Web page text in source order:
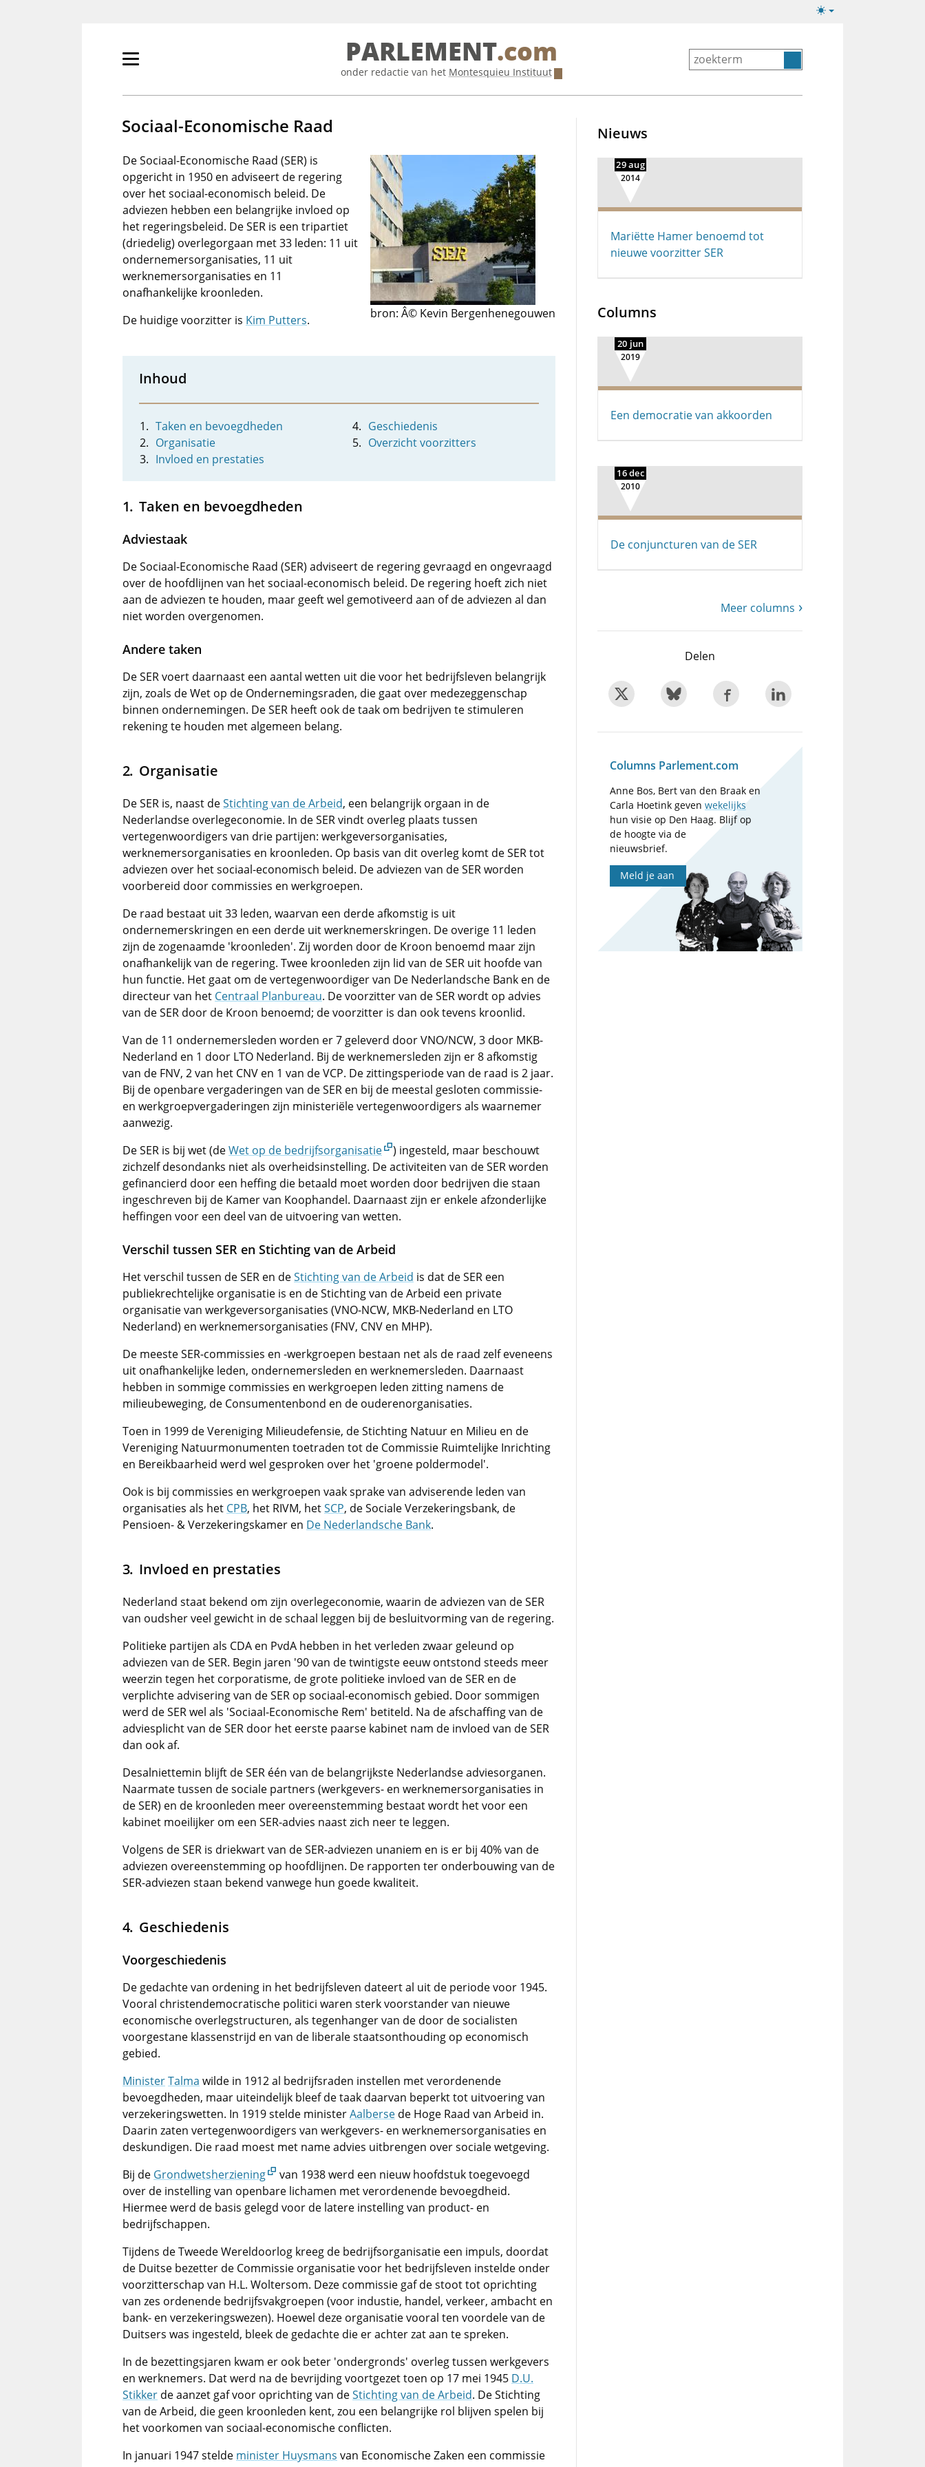
Lichte/donkere
Primair
tonen/verbergen
PARLEMENT.com
onder redactie van het Montesquieu Instituut
Sociaal-Economische Raad
bron: Â© Kevin Bergenhenegouwen
De Sociaal-Economische Raad (SER) is
opgericht in 1950 en adviseert de regering
over het sociaal-economisch beleid. De
adviezen hebben een belangrijke invloed op
het regeringsbeleid. De SER is een tripartiet
(driedelig) overlegorgaan met 33 leden: 11 uit
ondernemersorganisaties, 11 uit
werknemersorganisaties en 11
onafhankelijke kroonleden.
De huidige voorzitter is Kim Putters.
Inhoud
Taken en bevoegdheden
Organisatie
Invloed en prestaties
Geschiedenis
Overzicht voorzitters
Taken en bevoegdheden
Adviestaak
De Sociaal-Economische Raad (SER) adviseert de regering gevraagd en ongevraagd
over de hoofdlijnen van het sociaal-economisch beleid. De regering hoeft zich niet
aan de adviezen te houden, maar geeft wel gemotiveerd aan of de adviezen al dan
niet worden overgenomen.
Andere taken
De SER voert daarnaast een aantal wetten uit die voor het bedrijfsleven belangrijk
zijn, zoals de Wet op de Ondernemingsraden, die gaat over medezeggenschap
binnen ondernemingen. De SER heeft ook de taak om bedrijven te stimuleren
rekening te houden met algemeen belang.
Organisatie
De SER is, naast deStichting van de Arbeid, een belangrijk orgaan in de
Nederlandse overlegeconomie. In de SER vindt overleg plaats tussen
vertegenwoordigers van drie partijen: werkgeversorganisaties,
werknemersorganisaties en kroonleden. Op basis van dit overleg komt de SER tot
adviezen over het sociaal-economisch beleid. De adviezen van de SER worden
voorbereid door commissies en werkgroepen.
De raad bestaat uit 33 leden, waarvan een derde afkomstig is uit
ondernemerskringen en een derde uit werknemerskringen. De overige 11 leden
zijn de zogenaamde 'kroonleden'. Zij worden door de Kroon benoemd maar zijn
onafhankelijk van de regering. Twee kroonleden zijn lid van de SER uit hoofde van
hun functie. Het gaat om de vertegenwoordiger van De Nederlandsche Bank en de
directeur van het Centraal Planbureau. De voorzitter van de SER wordt op advies
van de SER door de Kroon benoemd; de voorzitter is dan ook tevens kroonlid.
Van de 11 ondernemersleden worden er 7 geleverd door VNO/NCW, 3 door MKB-
Nederland en 1 door LTO Nederland. Bij de werknemersleden zijn er 8 afkomstig
van de FNV, 2 van het CNV en 1 van de VCP. De zittingsperiode van de raad is 2 jaar.
Bij de openbare vergaderingen van de SER en bij de meestal gesloten commissie-
en werkgroepvergaderingen zijn ministeriële vertegenwoordigers als waarnemer
aanwezig.
De SER is bij wet (deWet op de bedrijfsorganisatie
) ingesteld, maar beschouwt
zichzelf desondanks niet als overheidsinstelling. De activiteiten van de SER worden
gefinancierd door een heffing die betaald moet worden door bedrijven die staan
ingeschreven bij de Kamer van Koophandel. Daarnaast zijn er enkele afzonderlijke
heffingen voor een deel van de uitvoering van wetten.
Verschil tussen SER en Stichting van de Arbeid
Het verschil tussen de SER en deStichting van de Arbeid is dat de SER een
publiekrechtelijke organisatie is en de Stichting van de Arbeid een private
organisatie van werkgeversorganisaties (VNO-NCW, MKB-Nederland en LTO
Nederland) en werknemersorganisaties (FNV, CNV en MHP).
De meeste SER-commissies en -werkgroepen bestaan net als de raad zelf eveneens
uit onafhankelijke leden, ondernemersleden en werknemersleden. Daarnaast
hebben in sommige commissies en werkgroepen leden zitting namens de
milieubeweging, de Consumentenbond en de ouderenorganisaties.
Toen in 1999 de Vereniging Milieudefensie, de Stichting Natuur en Milieu en de
Vereniging Natuurmonumenten toetraden tot de Commissie Ruimtelijke Inrichting
en Bereikbaarheid werd wel gesproken over het 'groene poldermodel'.
Ook is bij commissies en werkgroepen vaak sprake van adviserende leden van
organisaties als het CPB, het RIVM, hetSCP, de Sociale Verzekeringsbank, de
Pensioen- & Verzekeringskamer en De Nederlandsche Bank.
Invloed en prestaties
Nederland staat bekend om zijn overlegeconomie, waarin de adviezen van de SER
van oudsher veel gewicht in de schaal leggen bij de besluitvorming van de regering.
Politieke partijen als CDA en PvdA hebben in het verleden zwaar geleund op
adviezen van de SER. Begin jaren '90 van de twintigste eeuw ontstond steeds meer
weerzin tegen het corporatisme, de grote politieke invloed van de SER en de
verplichte advisering van de SER op sociaal-economisch gebied. Door sommigen
werd de SER wel als 'Sociaal-Economische Rem' betiteld. Na de afschaffing van de
adviesplicht van de SER door het eerste paarse kabinet nam de invloed van de SER
dan ook af.
Desalniettemin blijft de SER één van de belangrijkste Nederlandse adviesorganen.
Naarmate tussen de sociale partners (werkgevers- en werknemersorganisaties in
de SER) en de kroonleden meer overeenstemming bestaat wordt het voor een
kabinet moeilijker om een SER-advies naast zich neer te leggen.
Volgens de SER is driekwart van de SER-adviezen unaniem en is er bij 40% van de
adviezen overeenstemming op hoofdlijnen. De rapporten ter onderbouwing van de
SER-adviezen staan bekend vanwege hun goede kwaliteit.
Geschiedenis
Voorgeschiedenis
De gedachte van ordening in het bedrijfsleven dateert al uit de periode voor 1945.
Vooral christendemocratische politici waren sterk voorstander van nieuwe
economische overlegstructuren, als tegenhanger van de door de socialisten
voorgestane klassenstrijd en van de liberale staatsonthouding op economisch
gebied.
MinisterTalma wilde in 1912 al bedrijfsraden instellen met verordenende
bevoegdheden, maar uiteindelijk bleef de taak daarvan beperkt tot uitvoering van
verzekeringswetten. In 1919 stelde ministerAalberse de Hoge Raad van Arbeid in.
Daarin zaten vertegenwoordigers van werkgevers- en werknemersorganisaties en
deskundigen. Die raad moest met name advies uitbrengen over sociale wetgeving.
Bij de Grondwetsherziening
van 1938 werd een nieuw hoofdstuk toegevoegd
over de instelling van openbare lichamen met verordenende bevoegdheid.
Hiermee werd de basis gelegd voor de latere instelling van product- en
bedrijfschappen.
Tijdens de Tweede Wereldoorlog kreeg de bedrijfsorganisatie een impuls, doordat
de Duitse bezetter de Commissie organisatie voor het bedrijfsleven instelde onder
voorzitterschap van H.L. Woltersom. Deze commissie gaf de stoot tot oprichting
van zes ordenende bedrijfsvakgroepen (voor industie, handel, verkeer, ambacht en
bank- en verzekeringswezen). Hoewel deze organisatie vooral ten voordele van de
Duitsers was ingesteld, bleek de gedachte die er achter zat aan te spreken.
In de bezettingsjaren kwam er ook beter 'ondergronds' overleg tussen werkgevers
en werknemers. Dat werd na de bevrijding voortgezet toen op 17 mei 1945 D.U.
Stikker de aanzet gaf voor oprichting van deStichting van de Arbeid. De Stichting
van de Arbeid, die geen kroonleden kent, zou een belangrijke rol blijven spelen bij
het voorkomen van sociaal-economische conflicten.
In januari 1947 stelde minister Huysmans van Economische Zaken een commissie
Nieuws
29 aug
2014
Mariëtte Hamer benoemd tot
nieuwe voorzitter SER
Columns
20 jun
2019
Een democratie van akkoorden
16 dec
2010
De conjuncturen van de SER
Meer columns
Delen
Columns Parlement.com
Anne Bos, Bert van den Braak en
Carla Hoetink gevenwekelijks
hun visie op Den Haag. Blijf op
de hoogte via de
nieuwsbrief.
Meld je aan